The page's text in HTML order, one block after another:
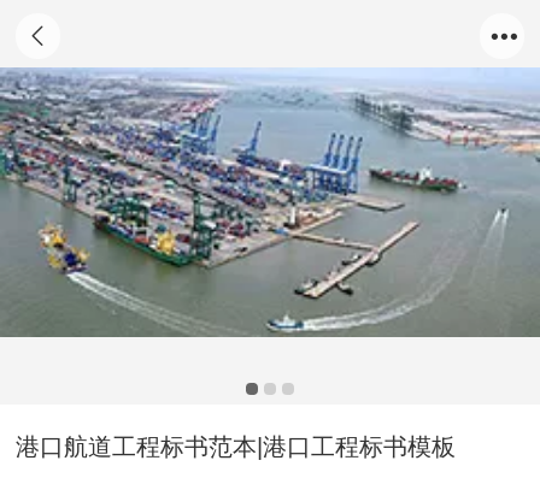
港口航道工程标书范本|港口工程标书模板